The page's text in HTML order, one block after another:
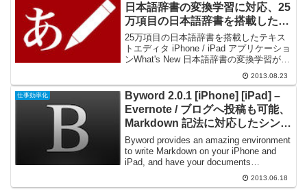
日本語辞書の変換学習に対応、25
万項目の日本語辞書を搭載したテ
キストエディタ
25万項目の日本語辞書を搭載したテキス
トエディタ iPhone / iPad アプリケーショ
ンWhat's New 日本語辞書の変換学習がで
きるようになりました。 日付と時刻の入
力ができるようになりました。 検索／置
換を追加しました。（検索...
2013.08.23
仕事効率化
Byword 2.0.1 [iPhone] [iPad] –
Evernote / ブログへ投稿も可能、
Markdown 記法に対応したシンプ
ルなデザインのテキストエディタ
Byword provides an amazing environment
to write Markdown on your iPhone and
iPad, and have your documents
2013.06.18